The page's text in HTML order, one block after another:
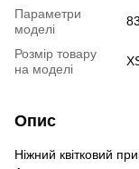
Параметри
моделі
Розмір товару
на моделі
Опис
Ніжний квітковий